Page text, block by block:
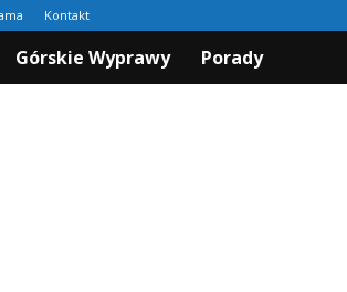
Kontakt
Górskie Wyprawy Porady